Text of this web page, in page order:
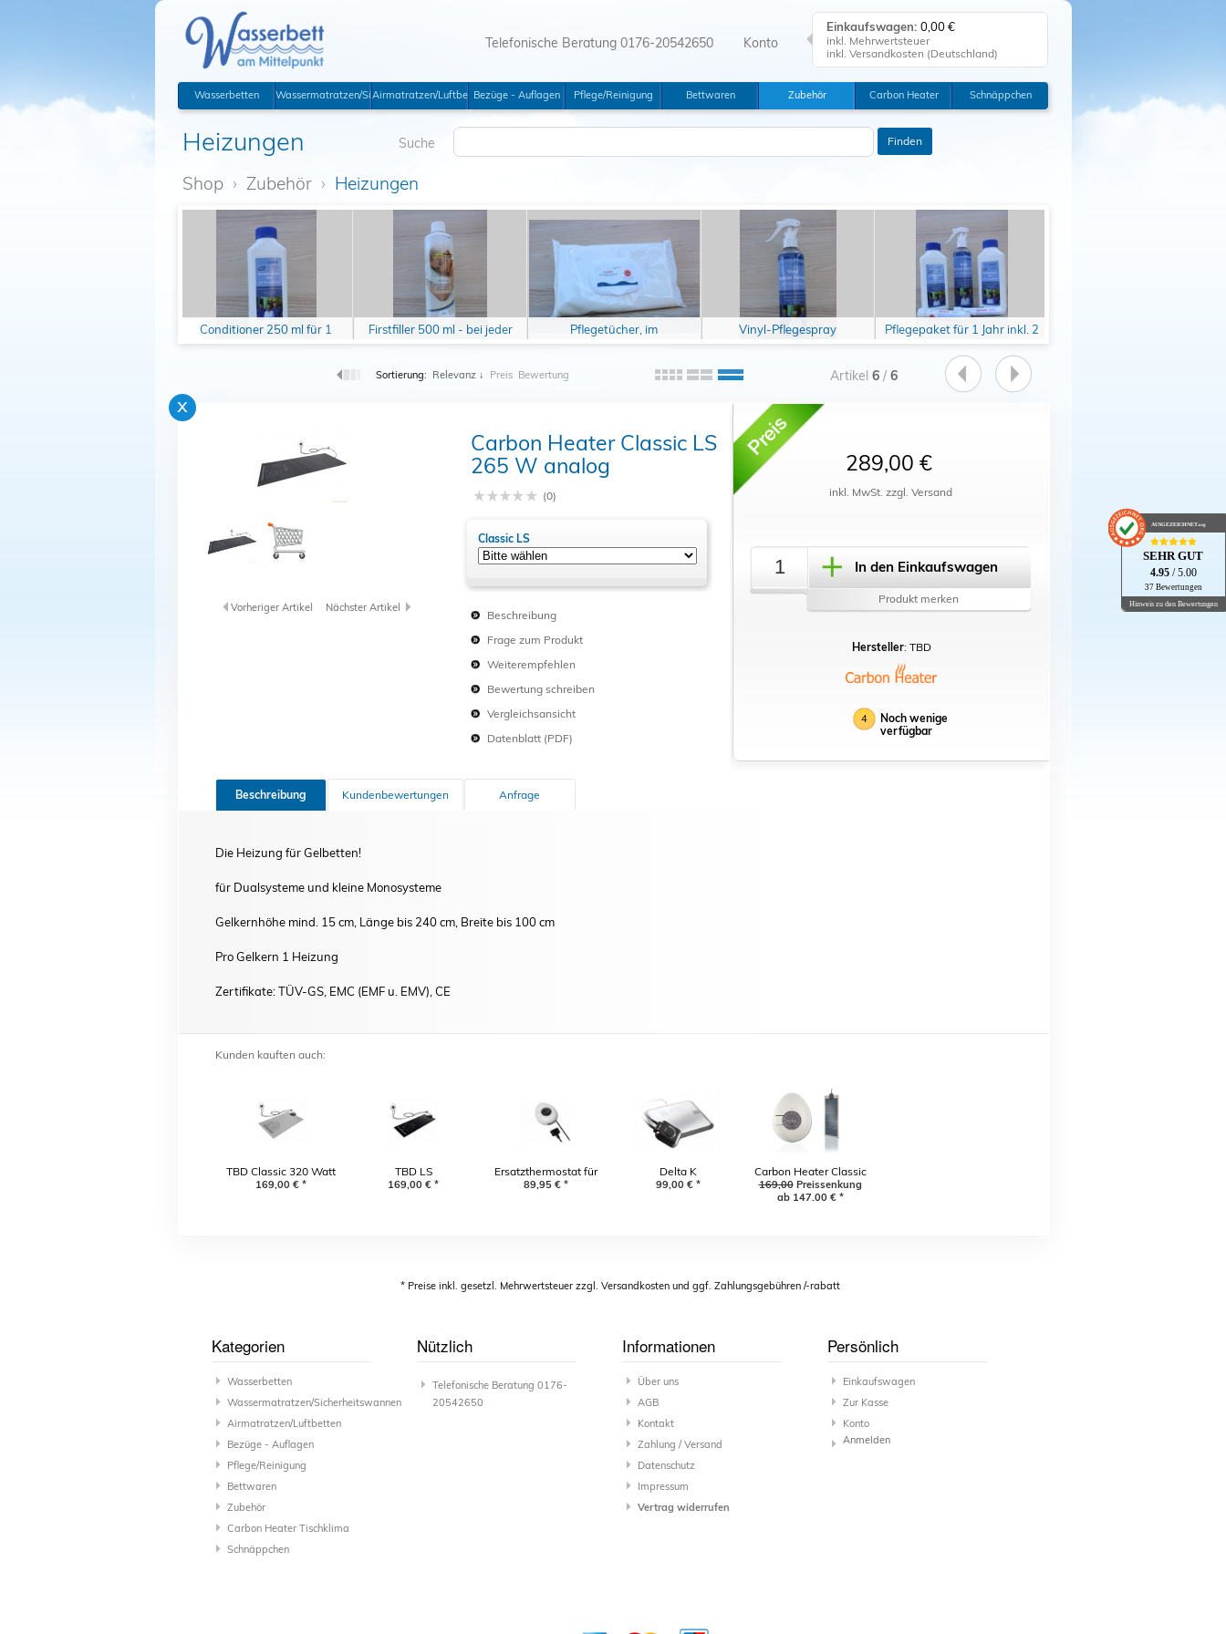
Telefonische Beratung 0176-20542650 Konto
Einkaufswagen: 0,00 €
inkl. Mehrwertsteuer
inkl. Versandkosten (Deutschland)
Einkaufswagen anzeigen
Klicken Sie auf "Kaufen", um Ihre
Bestellung abzuschließen.
Auf Wiedersehen!
0
Wasserbetten Wassermatratzen/Sicherheitswannen
Airmatratzen/LuftbettenBezüge - Auflagen Pflege/Reinigung Bettwaren Zubehör Carbon Heater Schnäppchen
Heizungen Suche Finden
Shop › Zubehör › Heizungen
Conditioner 250 ml für 1
Jahr
Firstfiller 500 ml - bei jeder
Neubefüllung
Pflegetücher, im
Handumdrehen ein
Vinyl-Pflegespray
Pflegepaket für 1 Jahr inkl. 2
x Problemlöser Optiwet
GRATIS
Sortierung: Relevanz ↓ Preis Bewertung Artikel 6/ 6
Vorheriger Artikel Nächster Artikel
Carbon Heater Classic LS
265 W analog
(0)
Classic LS
Beschreibung
Frage zum Produkt
Weiterempfehlen
Bewertung schreiben
Vergleichsansicht
Datenblatt (PDF)
289,00 €
inkl. MwSt. zzgl. Versand
In den Einkaufswagen
Produkt merken
Hersteller: TBD
4
Noch wenige
verfügbar
Beschreibung Kundenbewertungen Anfrage
Die Heizung für Gelbetten!
für Dualsysteme und kleine Monosysteme
Gelkernhöhe mind. 15 cm, Länge bis 240 cm, Breite bis 100 cm
Pro Gelkern 1 Heizung
Zertifikate: TÜV-GS, EMC (EMF u. EMV), CE
Kunden kauften auch:
TBD Classic 320 Watt
169,00 € *
TBD LS
Leichtgewichtheizung
169,00 € *
Ersatzthermostat für
Carbon Heater Classic
89,95 € *
Delta K
99,00 € *
Carbon Heater Classic
240 Watt
169,00Preissenkung
ab 147,00 € *
x
Schließen
* Preise inkl. gesetzl. Mehrwertsteuer zzgl. Versandkosten und ggf. Zahlungsgebühren /-rabatt
Kategorien
Wasserbetten
Wassermatratzen/Sicherheitswannen
Airmatratzen/Luftbetten
Bezüge - Auflagen
Pflege/Reinigung
Bettwaren
Zubehör
Carbon Heater Tischklima
Schnäppchen
Nützlich
Telefonische Beratung 0176-
20542650
Informationen
Über uns
AGB
Kontakt
Zahlung / Versand
Datenschutz
Impressum
Vertrag widerrufen
Persönlich
Einkaufswagen
Zur Kasse
Konto
Anmelden
AUSGEZEICHNET.org
SEHR GUT
4.95 / 5.00
37 Bewertungen
Hinweis zu den Bewertungen